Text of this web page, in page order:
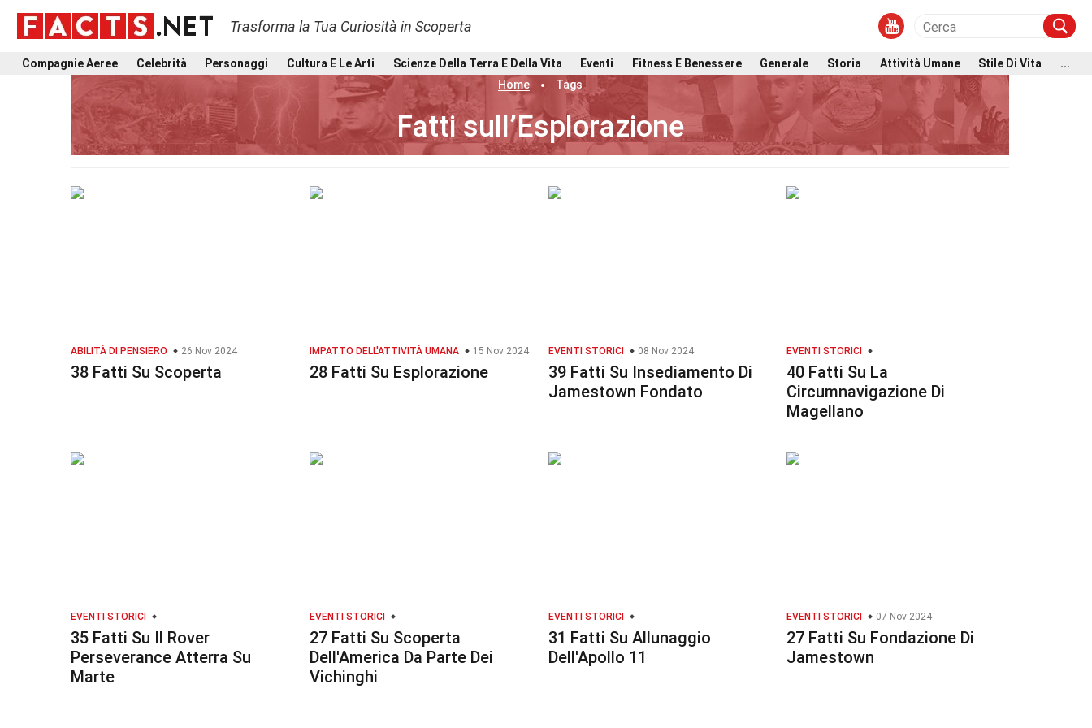
Trasforma la Tua Curiosità in Scoperta
Compagnie Aeree Celebrità Personaggi Cultura E Le Arti Scienze Della Terra E Della Vita Eventi Fitness E Benessere Generale Storia Attività Umane Stile Di Vita
...
Home
Tags
Fatti sull’Esplorazione
ABILITÀ DI PENSIERO 26 Nov 2024
38 Fatti Su Scoperta
IMPATTO DELL'ATTIVITÀ UMANA 15 Nov 2024
28 Fatti Su Esplorazione
EVENTI STORICI 08 Nov 2024
39 Fatti Su Insediamento Di
Jamestown Fondato
EVENTI STORICI
40 Fatti Su La
Circumnavigazione Di
Magellano
EVENTI STORICI
35 Fatti Su Il Rover
Perseverance Atterra Su
Marte
EVENTI STORICI
27 Fatti Su Scoperta
Dell'America Da Parte Dei
Vichinghi
EVENTI STORICI
31 Fatti Su Allunaggio
Dell'Apollo 11
EVENTI STORICI 07 Nov 2024
27 Fatti Su Fondazione Di
Jamestown